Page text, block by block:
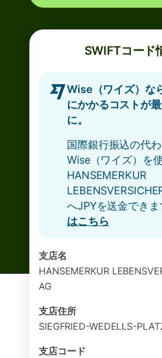
SWIFTコード
Wise（ワイズ）な
にかかるコストが
に。
国際銀行振込の代わ
Wise（ワイズ）を
HANSEMERKUR
へJPYを送金できま
はこちら
支店名
HANSEMERKUR
AG
支店住所
SIEGFRIED-WEDELLS-
支店コード